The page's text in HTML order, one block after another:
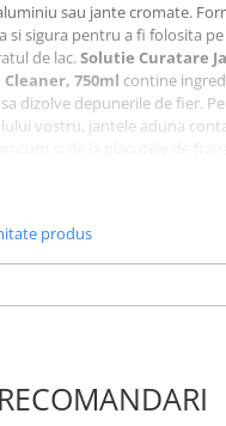
sau jante cromate.
si sigura pentru a fi folosita
de lac.Solutie Curatare
750ml contine
dizolve depunerile de fier.
vostru, jantele aduna
mari, aceste depuneri raman
de placute contine niveluri
foarte acide.
produs
RECOMANDARI